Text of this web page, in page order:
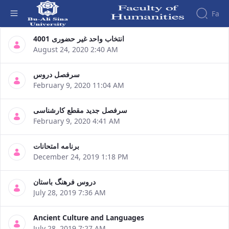
Fa
Faculty
About
the
Faculty
Dean
of
the
Faculty
Gallery
Contact
Structure
of the
Faculty
Deputy
Dean
Research
Affairs
Journals
Quarterly
Journal
of
Nahj
al-
Balagha
Quarterly
of
Islamic
Revolution
Iranian
Faculity
Members
صفحه نمایش - دانشکده علوم انسانی
انتخاب واحد غیر حضوری 4001
August 24, 2020 2:40 AM
سرفصل دروس
February 9, 2020 11:04 AM
سرفصل جدید مقطع کارشناسی
February 9, 2020 4:41 AM
برنامه امتحانات
December 24, 2019 1:18 PM
دروس فرهنگ باستان
July 28, 2019 7:36 AM
Ancient Culture and Languages